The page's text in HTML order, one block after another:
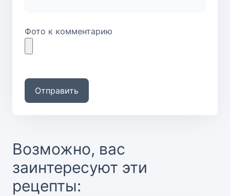
Фото к комментарию
Отправить
Возможно, вас
заинтересуют эти
рецепты: